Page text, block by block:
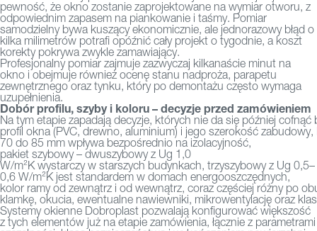
pewność, że okno zostanie zaprojektowane na wymiar otworu, z
odpowiednim zapasem na piankowanie i taśmy. Pomiar
samodzielny bywa kuszący ekonomicznie, ale jednorazowy błąd o
kilka milimetrów potrafi opóźnić cały projekt o tygodnie, a koszt
korekty pokrywa zwykle zamawiający.
Profesjonalny pomiar zajmuje zazwyczaj kilkanaście minut na
okno i obejmuje również ocenę stanu nadproża, parapetu
zewnętrznego oraz tynku, który po demontażu często wymaga
uzupełnienia.
Dobór profilu, szyby i koloru – decyzje przed zamówieniem
Na tym etapie zapadają decyzje, których nie da się później
profil okna (PVC, drewno, aluminium) i jego szerokość
70 do 85 mm wpływa bezpośrednio na izolacyjność,
pakiet szybowy – dwuszybowy z Ug 1,0
W/m²K wystarczy w starszych budynkach, trzyszybowy z Ug 0,5–
0,6 W/m²K jest standardem w domach energooszczędnych,
kolor ramy od zewnątrz i od wewnątrz, coraz częściej różny po
klamkę, okucia, ewentualne nawiewniki, mikrowentylację oraz
Systemy okienne Dobroplast pozwalają konfigurować większość
z tych elementów już na etapie zamówienia, łącznie z parametrami